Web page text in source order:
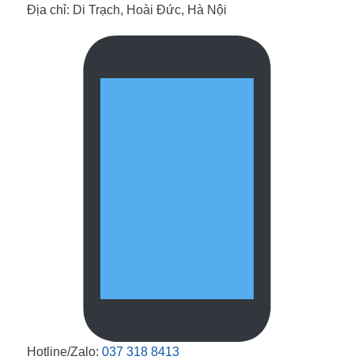
Địa chỉ: Di Trạch, Hoài Đức, Hà Nội
Hotline/Zalo: 037 318 8413